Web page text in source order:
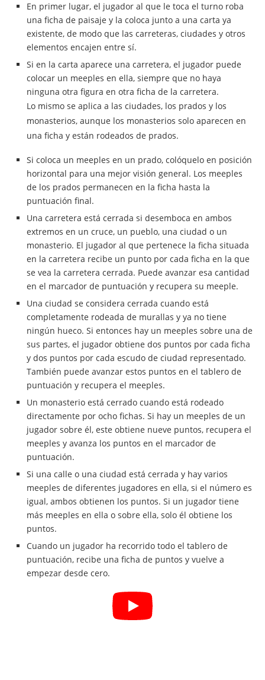
En primer lugar, el jugador al que le toca el turno roba
una ficha de paisaje y la coloca junto a una carta ya
existente, de modo que las carreteras, ciudades y otros
elementos encajen entre sí.
Si en la carta aparece una carretera, el jugador puede
colocar un meeples en ella, siempre que no haya
ninguna otra figura en otra ficha de la carretera.
Lo mismo se aplica a las ciudades, los prados y los
monasterios, aunque los monasterios solo aparecen en
una ficha y están rodeados de prados.
Si coloca un meeples en un prado, colóquelo en posición
horizontal para una mejor visión general. Los meeples
de los prados permanecen en la ficha hasta la
puntuación final.
Una carretera está cerrada si desemboca en ambos
extremos en un cruce, un pueblo, una ciudad o un
monasterio. El jugador al que pertenece la ficha situada
en la carretera recibe un punto por cada ficha en la que
se vea la carretera cerrada. Puede avanzar esa cantidad
en el marcador de puntuación y recupera su meeple.
Una ciudad se considera cerrada cuando está
completamente rodeada de murallas y ya no tiene
ningún hueco. Si entonces hay un meeples sobre una de
sus partes, el jugador obtiene dos puntos por cada ficha
y dos puntos por cada escudo de ciudad representado.
También puede avanzar estos puntos en el tablero de
puntuación y recupera el meeples.
Un monasterio está cerrado cuando está rodeado
directamente por ocho fichas. Si hay un meeples de un
jugador sobre él, este obtiene nueve puntos, recupera el
meeples y avanza los puntos en el marcador de
puntuación.
Si una calle o una ciudad está cerrada y hay varios
meeples de diferentes jugadores en ella, si el número es
igual, ambos obtienen los puntos. Si un jugador tiene
más meeples en ella o sobre ella, solo él obtiene los
puntos.
Cuando un jugador ha recorrido todo el tablero de
puntuación, recibe una ficha de puntos y vuelve a
empezar desde cero.